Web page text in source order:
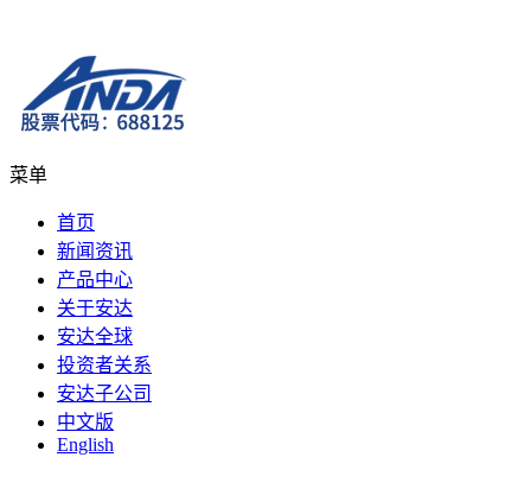
菜单
首页
新闻资讯
产品中心
关于安达
安达全球
投资者关系
安达子公司
中文版
English